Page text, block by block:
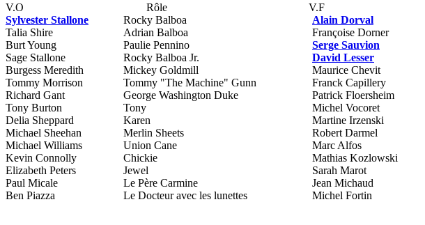
V.O Rôle
V.F
Sylvester Stallone
Rocky Balboa
Alain Dorval
Talia Shire
Adrian Balboa
Françoise Dorner
Burt Young
Paulie Pennino
Serge Sauvion
Sage Stallone
Rocky Balboa Jr.
David Lesser
Burgess Meredith
Mickey Goldmill
Maurice Chevit
Tommy Morrison
Tommy "The Machine" Gunn
Franck Capillery
Richard Gant
George Washington Duke
Patrick Floersheim
Tony Burton
Tony
Michel Vocoret
Delia Sheppard
Karen
Martine Irzenski
Michael Sheehan
Merlin Sheets
Robert Darmel
Michael Williams
Union Cane
Marc Alfos
Kevin Connolly
Chickie
Mathias Kozlowski
Elizabeth Peters
Jewel
Sarah Marot
Paul Micale
Le Père Carmine
Jean Michaud
Ben Piazza
Le Docteur avec les lunettes Michel Fortin